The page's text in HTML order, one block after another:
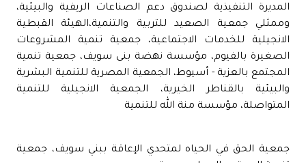
المديرة التنفيذية لصندوق دعم الصناعات الريفية والبيئية،
وممثلي جمعية الصعيد للتربية والتنمية،الهيئة القبطية
الانجيلية للخدمات الاجتماعية، جمعية تنمية المشروعات
الصغيرة بالفيوم، مؤسسة نهضة بنى سويف، جمعية تنمية
المجتمع بالعزية - أسيوط، الجمعية المصرية للتنمية البشرية
والبيئية بالقناطر الخيرية، الجمعية الانجيلية للتنمية
المتواصلة، مؤسسة منة الله للتنمية
جمعية الحق في الحياه لمتحدي الإعاقة ببني سويف، جمعية